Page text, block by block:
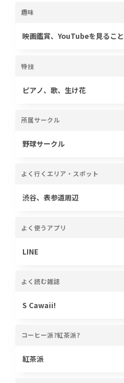
趣味
映画鑑賞、YouTubeを見ること
特技
ピアノ、歌、生け花
所属サークル
野球サークル
よく行くエリア・スポット
渋谷、表参道周辺
よく使うアプリ
LINE
よく読む雑誌
S Cawaii!
コーヒー派?紅茶派?
紅茶派